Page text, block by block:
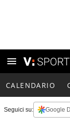
CALENDARIO
Seguici su: Google